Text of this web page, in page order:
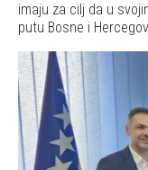
imaju za cilj da u
putu Bosne i